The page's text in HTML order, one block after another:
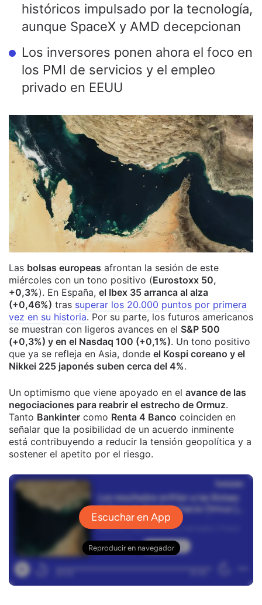
históricos impulsado por la tecnología,
aunque SpaceX y AMD decepcionan
Los inversores ponen ahora el foco en
los PMI de servicios y el empleo
privado en EEUU
Las bolsas europeas afrontan la sesión de este
miércoles con un tono positivo (Eurostoxx 50,
+0,3%). En España, el Ibex 35 arranca al alza
(+0,46%) tras superar los 20.000 puntos por primera
vez en su historia. Por su parte, los futuros americanos
se muestran con ligeros avances en el S&P 500
(+0,3%) y en el Nasdaq 100 (+0,1%). Un tono positivo
que ya se refleja en Asia, donde el Kospi coreano y el
Nikkei 225 japonés suben cerca del 4%.
Un optimismo que viene apoyado en el avance de las
negociaciones para reabrir el estrecho de Ormuz.
Tanto Bankinter como Renta 4 Banco coinciden en
señalar que la posibilidad de un acuerdo inminente
está contribuyendo a reducir la tensión geopolítica y a
sostener el apetito por el riesgo.